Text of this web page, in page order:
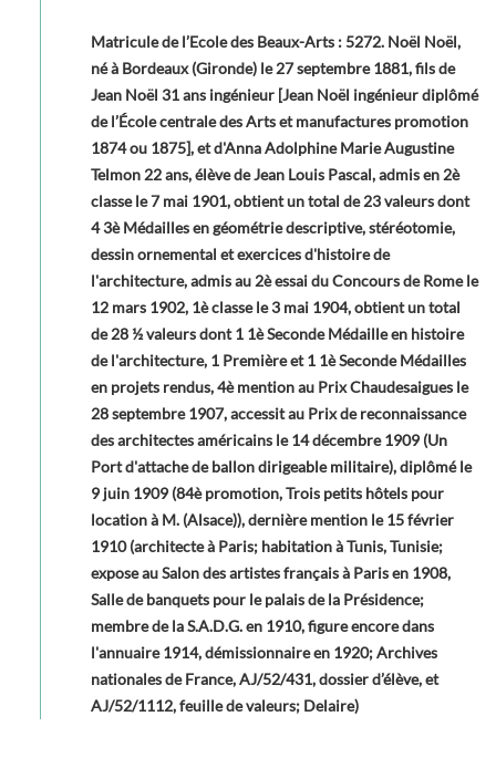
Matricule de l’Ecole des Beaux-Arts : 5272. Noël Noël,
né à Bordeaux (Gironde) le 27 septembre 1881, fils de
Jean Noël 31 ans ingénieur [Jean Noël ingénieur diplômé
de l’École centrale des Arts et manufactures promotion
1874 ou 1875], et d'Anna Adolphine Marie Augustine
Telmon 22 ans, élève de Jean Louis Pascal, admis en 2è
classe le 7 mai 1901, obtient un total de 23 valeurs dont
4 3è Médailles en géométrie descriptive, stéréotomie,
dessin ornemental et exercices d'histoire de
l'architecture, admis au 2è essai du Concours de Rome le
12 mars 1902, 1è classe le 3 mai 1904, obtient un total
de 28 ½ valeurs dont 1 1è Seconde Médaille en histoire
de l'architecture, 1 Première et 1 1è Seconde Médailles
en projets rendus, 4è mention au Prix Chaudesaigues le
28 septembre 1907, accessit au Prix de reconnaissance
des architectes américains le 14 décembre 1909 (Un
Port d'attache de ballon dirigeable militaire), diplômé le
9 juin 1909 (84è promotion, Trois petits hôtels pour
location à M. (Alsace)), dernière mention le 15 février
1910 (architecte à Paris; habitation à Tunis, Tunisie;
expose au Salon des artistes français à Paris en 1908,
Salle de banquets pour le palais de la Présidence;
membre de la S.A.D.G. en 1910, figure encore dans
l'annuaire 1914, démissionnaire en 1920; Archives
nationales de France, AJ/52/431, dossier d’élève, et
AJ/52/1112, feuille de valeurs; Delaire)